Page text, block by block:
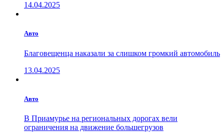
14.04.2025
Авто
Благовещенца наказали за слишком громкий автомобиль
13.04.2025
Авто
В Приамурье на региональных дорогах вели
ограничения на движение большегрузов